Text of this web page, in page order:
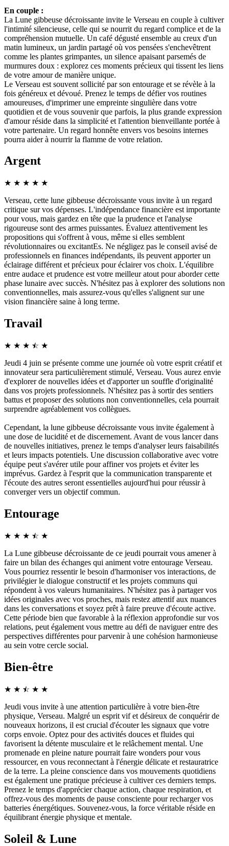
En couple :
La Lune gibbeuse décroissante invite le Verseau en couple à cultiver
l'intimité silencieuse, celle qui se nourrit du regard complice et de la
compréhension mutuelle. Un café dégusté ensemble au creux d'un
matin lumineux, un jardin partagé où vos pensées s'enchevêtrent
comme les plantes grimpantes, un silence apaisant parsemés de
murmures doux : explorez ces moments précieux qui tissent les liens
de votre amour de manière unique.
Le Verseau est souvent sollicité par son entourage et se révèle à la
fois généreux et dévoué. Prenez le temps de défier vos routines
amoureuses, d'imprimer une empreinte singulière dans votre
quotidien et de vous souvenir que parfois, la plus grande expression
d'amour réside dans la simplicité et l'attention bienveillante portée à
votre partenaire. Un regard honnête envers vos besoins internes
pourra aider à nourrir la flamme de votre relation.
Argent
★ ★ ★ ★ ★
Verseau, cette lune gibbeuse décroissante vous invite à un regard
critique sur vos dépenses. L'indépendance financière est importante
pour vous, mais gardez en tête que la prudence et l'analyse
rigoureuse sont des armes puissantes. Évaluez attentivement les
propositions qui s'offrent à vous, même si elles semblent
révolutionnaires ou excitantEs. Ne négligez pas le conseil avisé de
professionnels en finances indépendants, ils peuvent apporter un
éclairage différent et précieux pour éclairer vos choix. L'équilibre
entre audace et prudence est votre meilleur atout pour aborder cette
phase lunaire avec succès. N'hésitez pas à explorer des solutions non
conventionnelles, mais assurez-vous qu'elles s'alignent sur une
vision financière saine à long terme.
Travail
★ ★ ★ ☆
★ ★
Jeudi 4 juin se présente comme une journée où votre esprit créatif et
innovateur sera particulièrement stimulé, Verseau. Vous aurez envie
d'explorer de nouvelles idées et d'apporter un souffle d'originalité
dans vos projets professionnels. N'hésitez pas à sortir des sentiers
battus et proposer des solutions non conventionnelles, cela pourrait
surprendre agréablement vos collègues.
Cependant, la lune gibbeuse décroissante vous invite également à
une dose de lucidité et de discernement. Avant de vous lancer dans
de nouvelles initiatives, prenez le temps d'analyser leurs faisabilités
et leurs impacts potentiels. Une discussion collaborative avec votre
équipe peut s'avérer utile pour affiner vos projets et éviter les
imprévus. Gardez à l'esprit que la communication transparente et
l'écoute des autres seront essentielles aujourd'hui pour réussir à
converger vers un objectif commun.
Entourage
★ ★ ★ ☆
★ ★
La Lune gibbeuse décroissante de ce jeudi pourrait vous amener à
faire un bilan des échanges qui animent votre entourage Verseau.
Vous pourriez ressentir le besoin d'harmoniser vos interactions, de
privilégier le dialogue constructif et les projets communs qui
répondent à vos valeurs humanitaires. N'hésitez pas à partager vos
idées originales avec vos proches, mais restez attentif aux nuances
dans les conversations et soyez prêt à faire preuve d'écoute active.
Cette période bien que favorable à la réflexion approfondie sur vos
relations, peut également vous mettre au défi de naviguer entre des
perspectives différentes pour parvenir à une cohésion harmonieuse
au sein votre cercle social.
Bien-être
★ ★ ☆
★ ★ ★
Jeudi vous invite à une attention particulière à votre bien-être
physique, Verseau. Malgré un esprit vif et désireux de conquérir de
nouveaux horizons, il est crucial d'écouter les signaux que votre
corps envoie. Optez pour des activités douces et fluides qui
favorisent la détente musculaire et le relâchement mental. Une
promenade en pleine nature pourrait faire wonders pour vous
ressourcer, en vous reconnectant à l'énergie délicate et restauratrice
de la terre. La pleine conscience dans vos mouvements quotidiens
est également une pratique précieuse à cultiver ces derniers temps.
Prenez le temps d'apprécier chaque action, chaque respiration, et
offrez-vous des moments de pause consciente pour recharger vos
batteries énergétiques. Souvenez-vous, la force véritable réside en
équilibrant énergie physique et mentale.
Soleil & Lune